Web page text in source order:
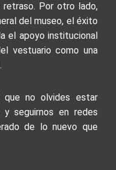
retraso. Por otro lado,
del museo, el éxito
el apoyo institucional
vestuario como una
que no olvides estar
seguirnos en redes
de lo nuevo que